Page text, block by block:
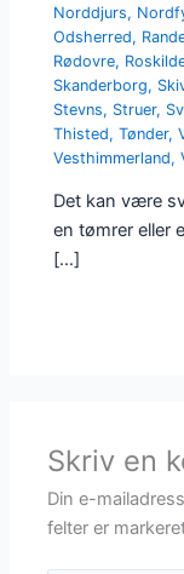
Norddjurs,
Odsherred,
Rødovre,
Skanderborg,
Stevns, Struer,
Thisted,Tønder,
Vesthimmerland,
Det kan være
en tømrer eller
[…]
Skriv en
Din e-
felter er